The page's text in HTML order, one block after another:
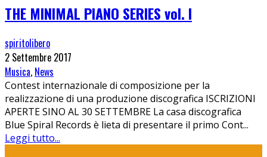
THE MINIMAL PIANO SERIES vol. I
spiritolibero
2 Settembre 2017
Musica, News
Contest internazionale di composizione per la
realizzazione di una produzione discografica ISCRIZIONI
APERTE SINO AL 30 SETTEMBRE La casa discografica
Blue Spiral Records è lieta di presentare il primo Cont...
Leggi tutto...